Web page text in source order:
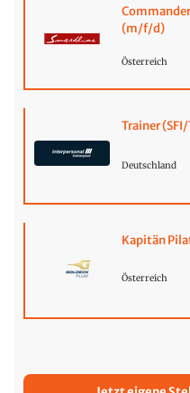
(m/f/d)
Österreich
Trainer
Deutschland
Kapitän
Österreich